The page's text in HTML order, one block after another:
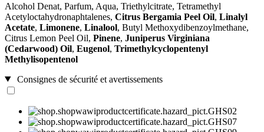
Alcohol Denat, Parfum, Aqua, Triethylcitrate, Tetramethyl
Acetyloctahydronaphtalenes, Citrus Bergamia Peel Oil, Linalyl
Acetate, Limonene, Linalool, Butyl Methoxydibenzoylmethane,
Citrus Lemon Peel Oil, Pinene, Juniperus Virginiana
(Cedarwood) Oil, Eugenol, Trimethylcyclopentenyl
Methylisopentenol
Consignes de sécurité et avertissements